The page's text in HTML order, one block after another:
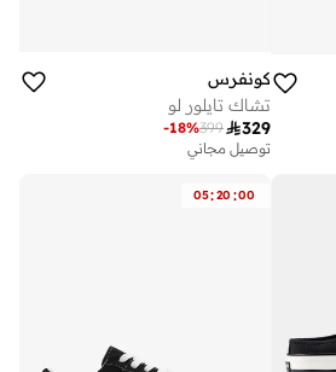
كونفرس
تشاك تايلور لو
329
399
-18%
توصيل مجاني
05:20 :00